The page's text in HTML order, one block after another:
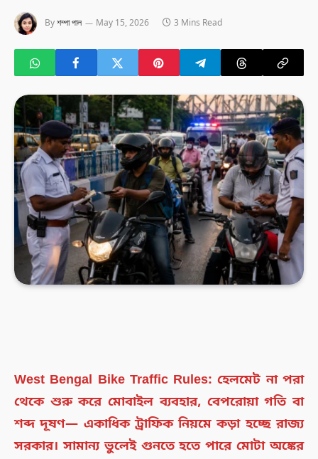
Byশম্পা পাল May 15, 2026 3 Mins Read
West Bengal Bike Traffic Rules: হেলমেট না পরা
থেকে শুরু করে মোবাইল ব্যবহার, বেপরোয়া গতি বা
শব্দ দূষণ— একাধিক ট্রাফিক নিয়মে কড়া হচ্ছে রাজ্য
সরকার। সামান্য ভুলেই গুনতে হতে পারে মোটা অঙ্কের